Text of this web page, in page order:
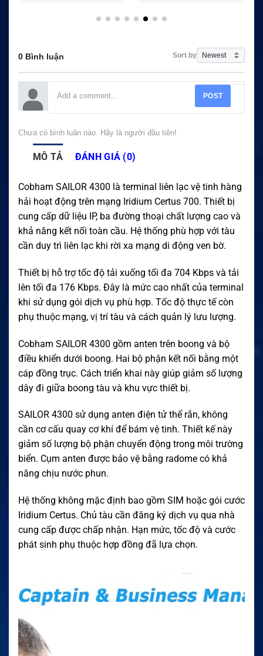
0 Bình luận Sort by
POST
Chưa có bình luận nào. Hãy là người đầu tiên!
MÔ TẢ ĐÁNH GIÁ (0)
Cobham SAILOR 4300 là terminal liên lạc vệ tinh hàng
hải hoạt động trên mạng Iridium Certus 700. Thiết bị
cung cấp dữ liệu IP, ba đường thoại chất lượng cao và
khả năng kết nối toàn cầu. Hệ thống phù hợp với tàu
cần duy trì liên lạc khi rời xa mạng di động ven bờ.
Thiết bị hỗ trợ tốc độ tải xuống tối đa 704 Kbps và tải
lên tối đa 176 Kbps. Đây là mức cao nhất của terminal
khi sử dụng gói dịch vụ phù hợp. Tốc độ thực tế còn
phụ thuộc mạng, vị trí tàu và cách quản lý lưu lượng.
Cobham SAILOR 4300 gồm anten trên boong và bộ
điều khiển dưới boong. Hai bộ phận kết nối bằng một
cáp đồng trục. Cách triển khai này giúp giảm số lượng
dây đi giữa boong tàu và khu vực thiết bị.
SAILOR 4300 sử dụng anten điện tử thể rắn, không
cần cơ cấu quay cơ khí để bám vệ tinh. Thiết kế này
giảm số lượng bộ phận chuyển động trong môi trường
biển. Cụm anten được bảo vệ bằng radome có khả
năng chịu nước phun.
Hệ thống không mặc định bao gồm SIM hoặc gói cước
Iridium Certus. Chủ tàu cần đăng ký dịch vụ qua nhà
cung cấp được chấp nhận. Hạn mức, tốc độ và cước
phát sinh phụ thuộc hợp đồng đã lựa chọn.